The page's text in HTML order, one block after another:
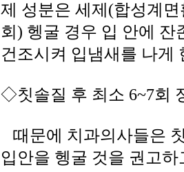
제 성분은 세제(합성계
회) 헹굴 경우 입 안에
건조시켜 입냄새를 나게
◇칫솔질 후 최소 6~7회
때문에 치과의사들은
입안을 헹굴 것을 권고